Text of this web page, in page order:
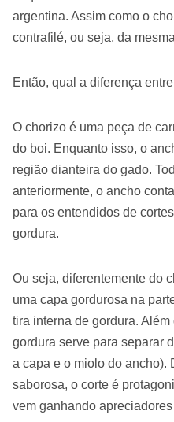
argentina. Assim como o
contrafilé, ou seja, da
Então, qual a diferença
O chorizo é uma peça de
do boi. Enquanto isso, o
região dianteira do gado.
anteriormente, o ancho
para os entendidos de
gordura.
Ou seja, diferentemente do
uma capa gordurosa na
tira interna de gordura.
gordura serve para separar
a capa e o miolo do ancho).
saborosa, o corte é
vem ganhando